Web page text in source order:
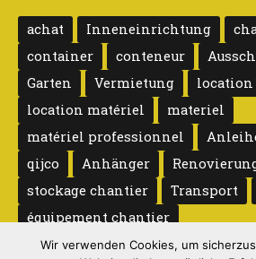
achat Inneneinrichtung
container
conteneur
Garten
Vermietung
location
location matériel
materiel
matériel professionnel
qijco
Anhänger
stockage chantier
Transport
équipement chantier
Wir verwenden Cookies, um